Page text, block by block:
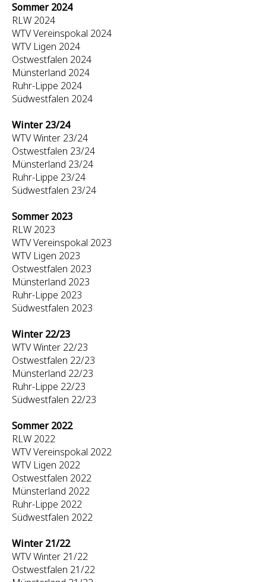
Sommer 2024
RLW 2024
WTV Vereinspokal 2024
WTV Ligen 2024
Ostwestfalen 2024
Münsterland 2024
Ruhr-Lippe 2024
Südwestfalen 2024
Winter 23/24
WTV Winter 23/24
Ostwestfalen 23/24
Münsterland 23/24
Ruhr-Lippe 23/24
Südwestfalen 23/24
Sommer 2023
RLW 2023
WTV Vereinspokal 2023
WTV Ligen 2023
Ostwestfalen 2023
Münsterland 2023
Ruhr-Lippe 2023
Südwestfalen 2023
Winter 22/23
WTV Winter 22/23
Ostwestfalen 22/23
Münsterland 22/23
Ruhr-Lippe 22/23
Südwestfalen 22/23
Sommer 2022
RLW 2022
WTV Vereinspokal 2022
WTV Ligen 2022
Ostwestfalen 2022
Münsterland 2022
Ruhr-Lippe 2022
Südwestfalen 2022
Winter 21/22
WTV Winter 21/22
Ostwestfalen 21/22